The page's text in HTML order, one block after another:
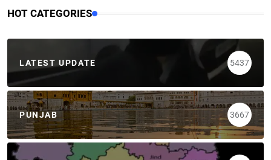
HOT CATEGORIES
LATEST UPDATE 5437
PUNJAB 3667